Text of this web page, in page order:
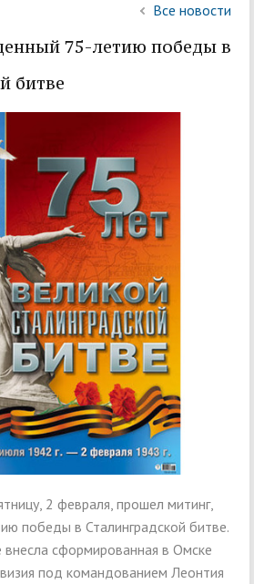
Все новости
75-летию победы в
битве
2 февраля, прошел митинг,
победы в Сталинградской битве.
сформированная в Омске
под командованием Леонтия